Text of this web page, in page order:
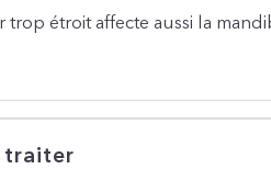
étroit affecte aussi la
traiter